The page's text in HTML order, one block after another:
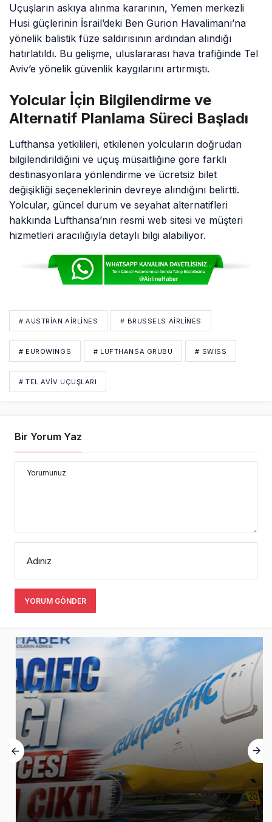
Uçuşların askıya alınma kararının, Yemen merkezli
Husi güçlerinin İsrail’deki Ben Gurion Havalimanı’na
yönelik balistik füze saldırısının ardından alındığı
hatırlatıldı. Bu gelişme, uluslararası hava trafiğinde Tel
Aviv’e yönelik güvenlik kaygılarını artırmıştı.
Yolcular İçin Bilgilendirme ve
Alternatif Planlama Süreci Başladı
Lufthansa yetkilileri, etkilenen yolcuların doğrudan
bilgilendirildiğini ve uçuş müsaitliğine göre farklı
destinasyonlara yönlendirme ve ücretsiz bilet
değişikliği seçeneklerinin devreye alındığını belirtti.
Yolcular, güncel durum ve seyahat alternatifleri
hakkında Lufthansa’nın resmi web sitesi ve müşteri
hizmetleri aracılığıyla detaylı bilgi alabiliyor.
# AUSTRIAN AIRLINES # BRUSSELS AIRLINES
# EUROWINGS # LUFTHANSA GRUBU # SWISS
# TEL AVIV UÇUŞLARI
Bir Yorum Yaz
Yorumunuz
Adınız
YORUM GÖNDER